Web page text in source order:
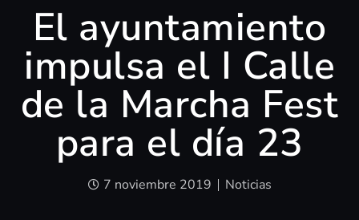
El ayuntamiento
impulsa el I Calle
de la Marcha Fest
para el día 23
7 noviembre 2019 Noticias